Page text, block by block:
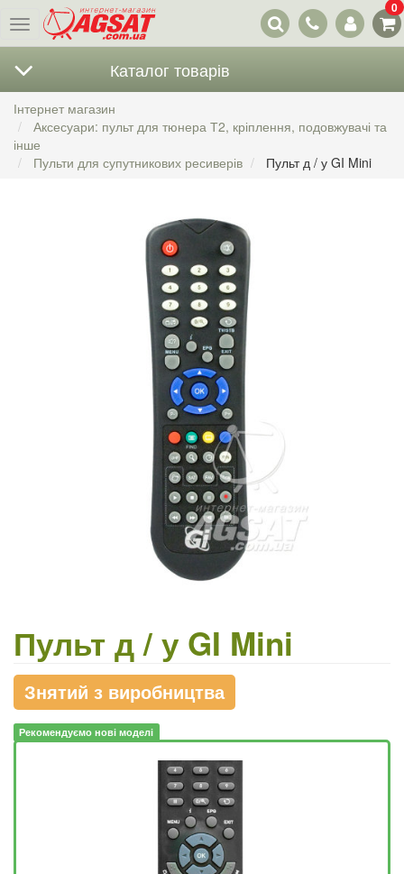
Меню
Наші
контакти
0
Каталог товарів
Інтернет магазин
Аксесуари: пульт для тюнера Т2, кріплення, подовжувачі та
інше
Пульти для супутникових ресиверів
Пульт д / у GI Mini
Пульт д / у GI Mini
Знятий з виробництва
Рекомендуємо нові моделі